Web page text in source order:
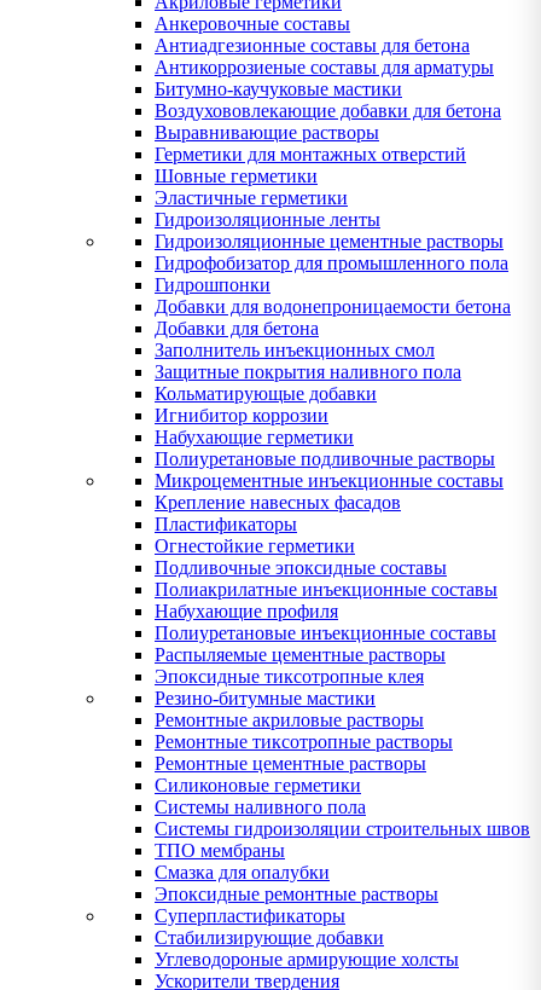
Анкеровочные составы
Антиадгезионные составы для бетона
Антикоррозиеные составы для арматуры
Битумно-каучуковые мастики
Воздухововлекающие добавки для бетона
Выравнивающие растворы
Герметики для монтажных отверстий
Шовные герметики
Эластичные герметики
Гидроизоляционные ленты
Гидроизоляционные цементные растворы
Гидрофобизатор для промышленного пола
Гидрошпонки
Добавки для водонепроницаемости бетона
Добавки для бетона
Заполнитель инъекционных смол
Защитные покрытия наливного пола
Кольматирующые добавки
Игнибитор коррозии
Набухающие герметики
Полиуретановые подливочные растворы
Микроцементные инъекционные составы
Крепление навесных фасадов
Пластификаторы
Огнестойкие герметики
Подливочные эпоксидные составы
Полиакрилатные инъекционные составы
Набухающие профиля
Полиуретановые инъекционные составы
Распыляемые цементные растворы
Эпоксидные тиксотропные клея
Резино-битумные мастики
Ремонтные акриловые растворы
Ремонтные тиксотропные растворы
Ремонтные цементные растворы
Силиконовые герметики
Системы наливного пола
Системы гидроизоляции строительных швов
ТПО мембраны
Смазка для опалубки
Эпоксидные ремонтные растворы
Суперпластификаторы
Стабилизирующие добавки
Углеводороные армирующие холсты
Ускорители твердения